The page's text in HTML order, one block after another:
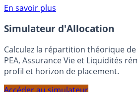
Voir conditions sur la page dédiée
En savoir plus
Simulateur d'Allocation
Calculez la répartition théorique
PEA, Assurance Vie et Liquidités
profil et horizon de placement.